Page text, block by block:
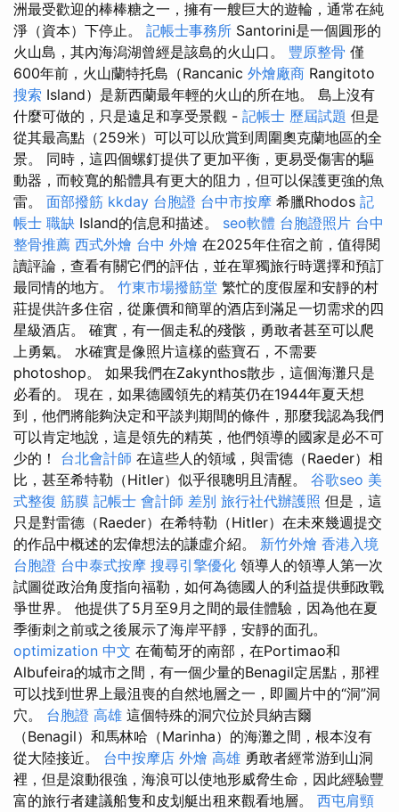
洲最受歡迎的棒棒糖之一，擁有一艘巨大的遊輪，通常在純
淨（資本）下停止。 記帳士事務所 Santorini是一個圓形的
火山島，其內海潟湖曾經是該島的火山口。 豐原整骨 僅
600年前，火山蘭特托島（Rancanic 外燴廠商 Rangitoto
搜索 Island）是新西蘭最年輕的火山的所在地。 島上沒有
什麼可做的，只是遠足和享受景觀 - 記帳士 歷屆試題 但是
從其最高點（259米）可以可以欣賞到周圍奧克蘭地區的全
景。 同時，這四個螺釘提供了更加平衡，更易受傷害的驅
動器，而較寬的船體具有更大的阻力，但可以保護更強的魚
雷。 面部撥筋 kkday 台胞證 台中市按摩 希臘Rhodos 記
帳士 職缺 Island的信息和描述。 seo軟體 台胞證照片 台中
整骨推薦 西式外燴 台中 外燴 在2025年住宿之前，值得閱
讀評論，查看有關它們的評估，並在單獨旅行時選擇和預訂
最同情的地方。 竹東市場撥筋堂 繁忙的度假屋和安靜的村
莊提供許多住宿，從廉價和簡單的酒店到滿足一切需求的四
星級酒店。 確實，有一個走私的殘骸，勇敢者甚至可以爬
上勇氣。 水確實是像照片這樣的藍寶石，不需要
photoshop。 如果我們在Zakynthos散步，這個海灘只是
必看的。 現在，如果德國領先的精英仍在1944年夏天想
到，他們將能夠決定和平談判期間的條件，那麼我認為我們
可以肯定地說，這是領先的精英，他們領導的國家是必不可
少的！ 台北會計師 在這些人的領域，與雷德（Raeder）相
比，甚至希特勒（Hitler）似乎很聰明且清醒。 谷歌seo 美
式整復 筋膜 記帳士 會計師 差別 旅行社代辦護照 但是，這
只是對雷德（Raeder）在希特勒（Hitler）在未來幾週提交
的作品中概述的宏偉想法的謙虛介紹。 新竹外燴 香港入境
台胞證 台中泰式按摩 搜尋引擎優化 領導人的領導人第一次
試圖從政治角度指向福勒，如何為德國人的利益提供郵政戰
爭世界。 他提供了5月至9月之間的最佳體驗，因為他在夏
季衝刺之前或之後展示了海岸平靜，安靜的面孔。
optimization 中文 在葡萄牙的南部，在Portimao和
Albufeira的城市之間，有一個少量的Benagil定居點，那裡
可以找到世界上最沮喪的自然地層之一，即圖片中的“洞”洞
穴。 台胞證 高雄 這個特殊的洞穴位於貝納吉爾
（Benagil）和馬林哈（Marinha）的海灘之間，根本沒有
從大陸接近。 台中按摩店 外燴 高雄 勇敢者經常游到山洞
裡，但是滾動很強，海浪可以使地形威脅生命，因此經驗豐
富的旅行者建議船隻和皮划艇出租來觀看地層。 西屯肩頸